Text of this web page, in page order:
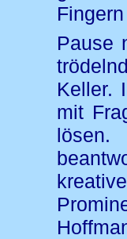
Pause
Keller.
mit